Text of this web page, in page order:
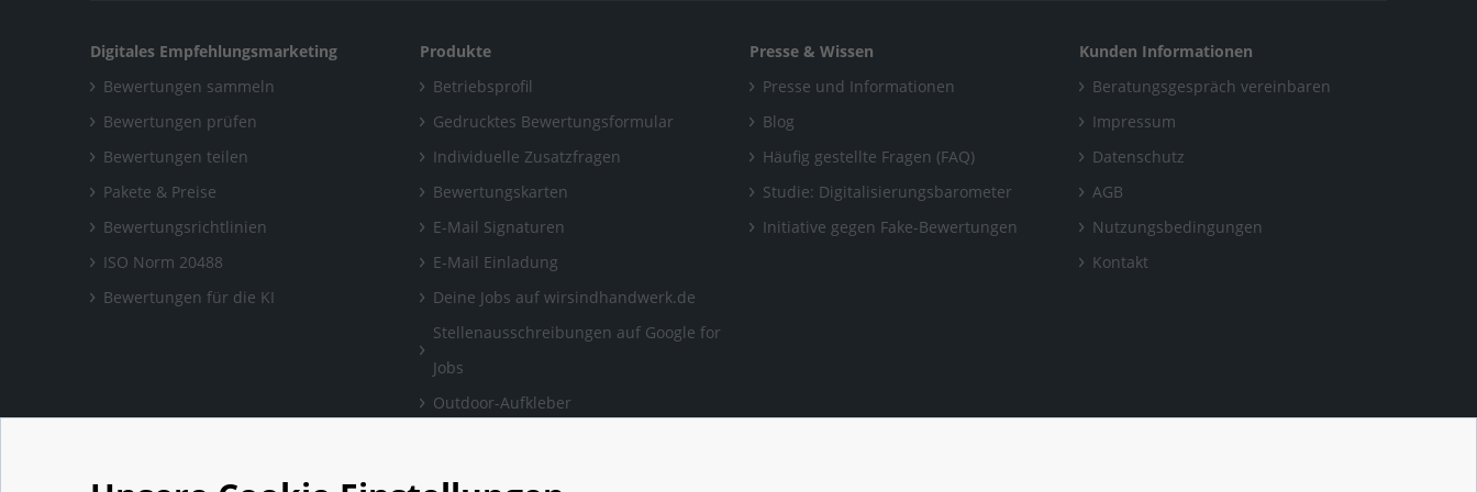
Digitales Empfehlungsmarketing
Bewertungen sammeln
Bewertungen prüfen
Bewertungen teilen
Pakete & Preise
Bewertungsrichtlinien
ISO Norm 20488
Bewertungen für die KI
Produkte
Betriebsprofil
Gedrucktes Bewertungsformular
Individuelle Zusatzfragen
Bewertungskarten
E-Mail Signaturen
E-Mail Einladung
Deine Jobs auf wirsindhandwerk.de
Stellenausschreibungen auf Google for
Jobs
Outdoor-Aufkleber
Presse & Wissen
Presse und Informationen
Blog
Häufig gestellte Fragen (FAQ)
Studie: Digitalisierungsbarometer
Initiative gegen Fake-Bewertungen
Kunden Informationen
Beratungsgespräch vereinbaren
Impressum
Datenschutz
AGB
Nutzungsbedingungen
Kontakt